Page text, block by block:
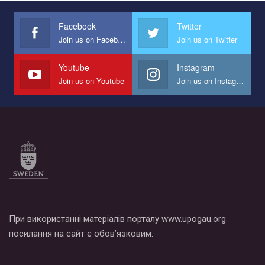
представляющий программу развития организации.
Мы просим вас поддержать нас и помочь нам реализовать
наш план по борьбе с насилием и дискриминацией на почве
СОГИ в Украине.
Все, что вам нужно сделать - это зайти на наш канал YouTube
по этой ссылке и поставить лайк под видео.
Facebook
Join us on Facebook
Twitter
Join us on Twitter
Youtube
Join us on Youtube
Instagram
Join us on Instagram
При використанні матеріалів порталу www.upogau.org
посилання на сайт є обов’язковим.